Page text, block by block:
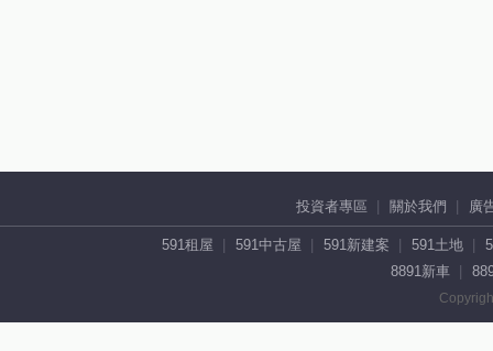
投資者專區 關於我們 廣
591租屋 591中古屋 591新建案 591土地
8891新車